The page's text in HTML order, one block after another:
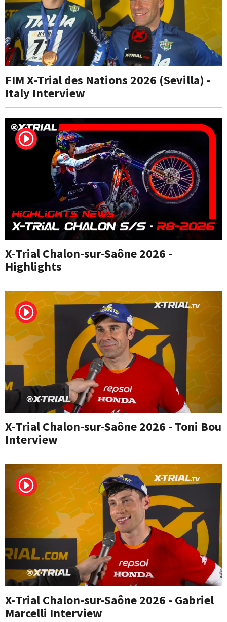
FIM X-Trial des Nations 2026 (Sevilla) -
Italy Interview
X-Trial Chalon-sur-Saône 2026 -
Highlights
X-Trial Chalon-sur-Saône 2026 - Toni Bou
Interview
X-Trial Chalon-sur-Saône 2026 - Gabriel
Marcelli Interview